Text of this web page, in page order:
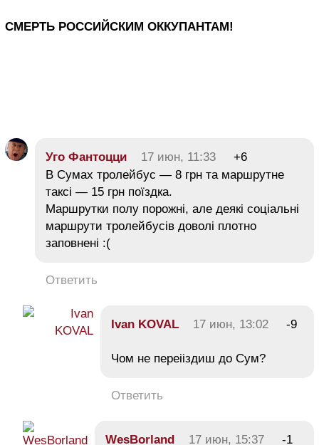
СМЕРТЬ РОССИЙСКИМ ОККУПАНТАМ!
Уго Фантоцци 17 июн, 11:33
+6
В Сумах тролейбус — 8 грн та маршрутне
таксі — 15 грн поїздка.
Маршрутки полу порожні, але деякі соціальні
маршрути тролейбусів доволі плотно
заповнені :(
Ответить
Ivan KOVAL 17 июн, 13:02 -9
Чом не переiiздиш до Сум?
Ответить
WesBorland 17 июн, 15:37 -1